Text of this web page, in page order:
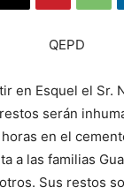
QEPD
en Esquel el Sr.
serán
en el
a las familias
Sus restos